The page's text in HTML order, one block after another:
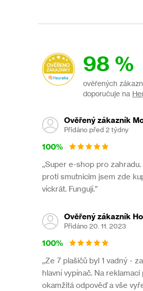
98 %
ověřených
doporučuje na
Ověřený zákazník
Přidáno před 2 týdny
100%
,,Super e-shop pro zahradu.
proti smutnicim jsem zde
víckrát. Fungují.”
Ověřený zákazník
Přidáno 20. 11. 2023
100%
,,Ze 7 plašičů byl 1 vadný -
hlavní vypínač. Na reklamaci
okamžitá odpověď a vše